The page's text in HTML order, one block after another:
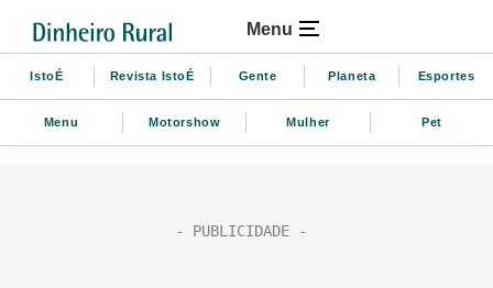
Menu
IstoÉ Revista IstoÉ Gente Planeta Esportes
Menu Motorshow Mulher Pet